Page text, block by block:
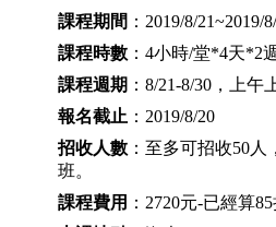
課程期間 ：2019/8/21~2019/
課程時數 ：4小時/堂*4天*2
課程週期 ：8/21-8/30，上午
報名截止 ：2019/8/20
招收人數 ：至多可招收50
班。
課程費用 ：2720元-已經算